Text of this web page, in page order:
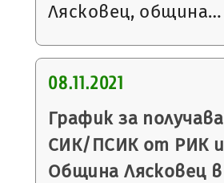
Лясковец, община…
08.11.2021
График за
СИК/ПСИК от РИК
Община Лясковец